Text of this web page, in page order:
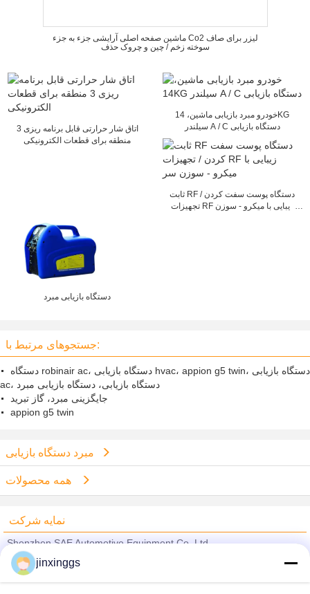
ماشین صفحه اصلی آرایشی جزء به جزء Co2 لیزر برای صاف
سوخته زخم / چین و چروک حذف
اتاق شار حرارتی قابل برنامه ریزی 3
منطقه برای قطعات الکترونیکی
خودرو مبرد بازیابی ماشین، 14KG
سیلندر A / C دستگاه بازیابی
ثابت RF دستگاه پوست سفت کردن /
تجهیزات RF زیبایی با میکرو - سوزن
دستگاه بازیابی مبرد
جستجوهای مرتبط با:
دستگاه robinair ac، دستگاه بازیابی hvac، appion g5 twin، دستگاه بازیابی
ac، دستگاه بازیابی، دستگاه بازیابی مبرد
جایگزینی مبرد، گاز تبرید
appion g5 twin
مبرد دستگاه بازیابی
نمایه شرکت
Shenzhen SAE Automotive Equipment Co.,Ltd
تامین کنندگان تایید شده
Trust Seal
Verified Suplier
jinxinggs